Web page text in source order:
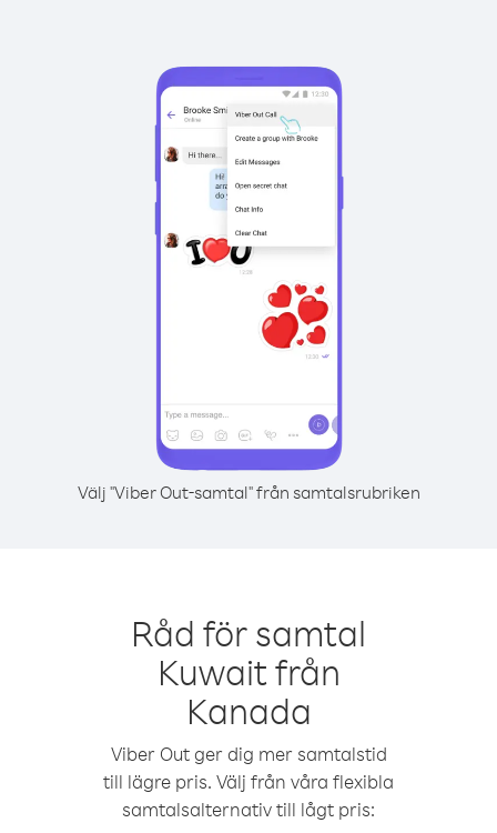
Välj "Viber Out-samtal" från samtalsrubriken
Råd för samtal
Kuwait från
Kanada
Viber Out ger dig mer samtalstid
till lägre pris. Välj från våra flexibla
samtalsalternativ till lågt pris: